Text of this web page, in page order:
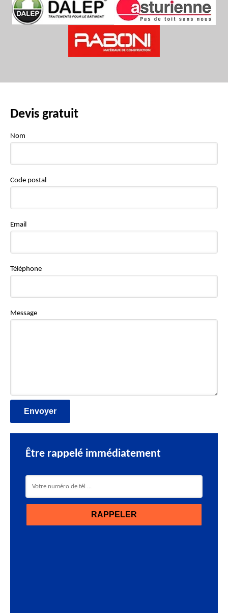
Devis gratuit
Nom
Code postal
Email
Téléphone
Message
Être rappelé immédiatement